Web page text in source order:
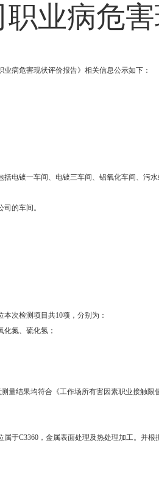
业病危
病危害现状评价报告》相关信息公示如下：
电镀一车间、电镀三车间、铝氧化车间、污
的车间。
次检测项目共10项，分别为：
氮、硫化氢；
结果均符合《工作场所有害因素职业接触限
于C3360，金属表面处理及热处理加工。并